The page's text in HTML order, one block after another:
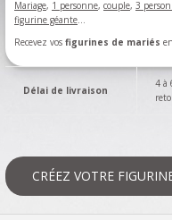
Mariage, 1 personne, couple, 3
figurine géante...
Recevez vos figurines de mariés
Délai de livraison
4 à
CRÉEZ VOTRE